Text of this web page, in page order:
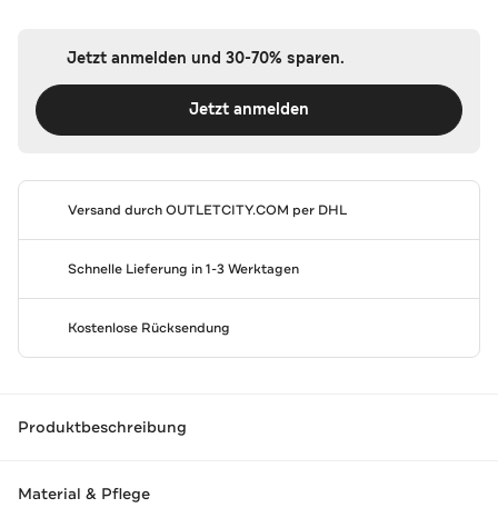
Jetzt anmelden und 30-70% sparen.
Jetzt anmelden
Versand durchOUTLETCITY.COM per DHL
Schnelle Lieferung in 1-3 Werktagen
Kostenlose Rücksendung
Produktbeschreibung
Material & Pflege